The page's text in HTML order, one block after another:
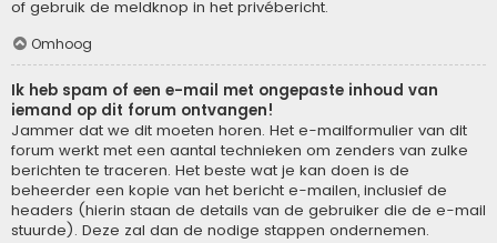
of gebruik de meldknop in het privébericht.
Omhoog
Ik heb spam of een e-mail met ongepaste inhoud van
iemand op dit forum ontvangen!
Jammer dat we dit moeten horen. Het e-mailformulier van dit
forum werkt met een aantal technieken om zenders van zulke
berichten te traceren. Het beste wat je kan doen is de
beheerder een kopie van het bericht e-mailen, inclusief de
headers (hierin staan de details van de gebruiker die de e-mail
stuurde). Deze zal dan de nodige stappen ondernemen.